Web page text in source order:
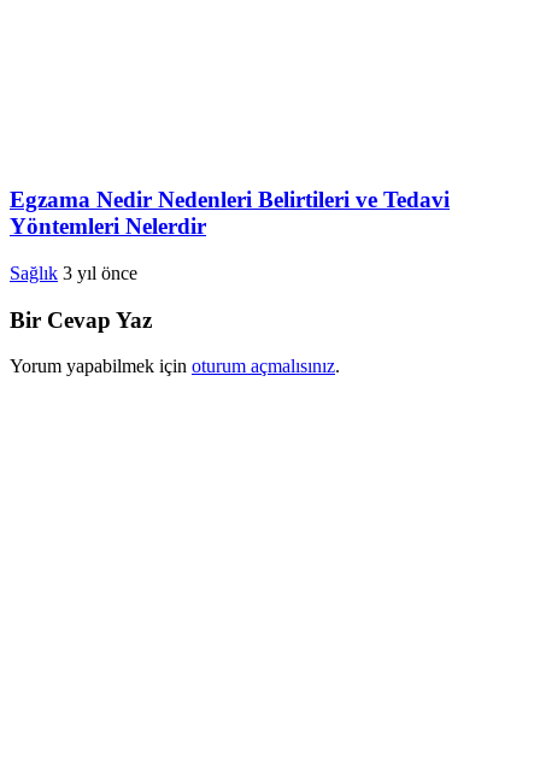
Egzama Nedir Nedenleri Belirtileri ve Tedavi
Yöntemleri Nelerdir
Sağlık 3 yıl önce
Bir Cevap Yaz
Yorum yapabilmek için oturum açmalısınız.